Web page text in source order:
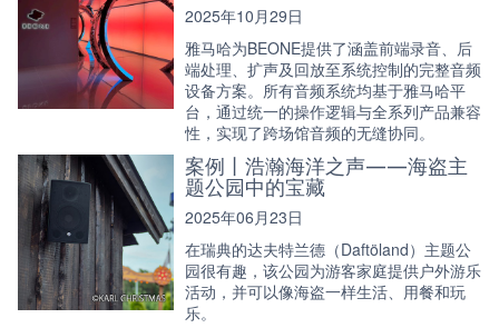
2025年10月29日
雅马哈为BEONE提供了涵盖前端录音、后
端处理、扩声及回放至系统控制的完整音频
设备方案。所有音频系统均基于雅马哈平
台，通过统一的操作逻辑与全系列产品兼容
性，实现了跨场馆音频的无缝协同。
案例丨浩瀚海洋之声——海盗主
题公园中的宝藏
2025年06月23日
在瑞典的达夫特兰德（Daftöland）主题公
园很有趣，该公园为游客家庭提供户外游乐
活动，并可以像海盗一样生活、用餐和玩
乐。